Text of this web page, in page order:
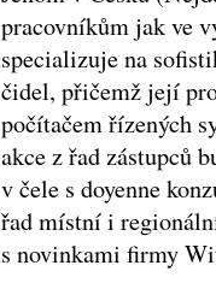
pracovníkům jak ve
specializuje na
čidel, přičemž její
počítačem řízených
akce z řad zástupců
v čele s doyenne
řad místní i
s novinkami firmy